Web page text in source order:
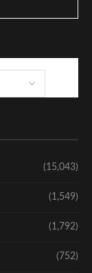
(15,043)
(1,549)
(1,792)
(752)